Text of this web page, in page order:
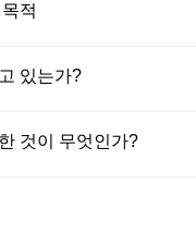
적
있는가?
것이 무엇인가?